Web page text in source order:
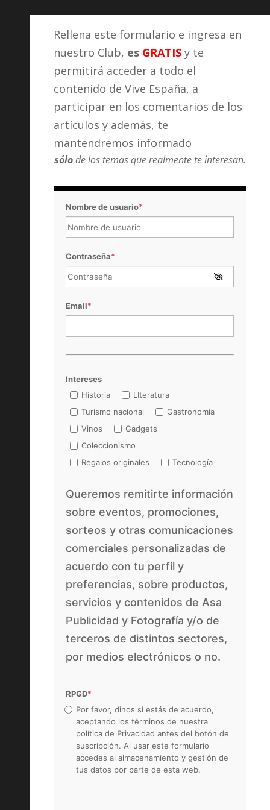
Rellena este formulario e ingresa en
nuestro Club, es GRATIS y te
permitirá acceder a todo el
contenido de Vive España, a
participar en los comentarios de los
artículos y además, te
mantendremos informado
sólode los temas que realmente te interesan.
Nombre de usuario*
Contraseña*
Email*
Intereses
Historia
LIteratura
Turismo nacional
Gastronomía
Vinos
Gadgets
Coleccionismo
Regalos originales
Tecnología
Queremos remitirte información
sobre eventos, promociones,
sorteos y otras comunicaciones
comerciales personalizadas de
acuerdo con tu perfil y
preferencias, sobre productos,
servicios y contenidos de Asa
Publicidad y Fotografía y/o de
terceros de distintos sectores,
por medios electrónicos o no.
RPGD*
Por favor, dinos si estás de acuerdo,
aceptando los términos de nuestra
política de Privacidad antes del botón de
suscripción. Al usar este formulario
accedes al almacenamiento y gestión de
tus datos por parte de esta web.